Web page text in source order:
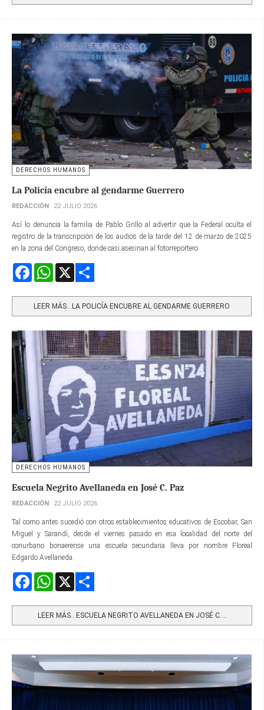
DERECHOS HUMANOS
La Policía encubre al gendarme Guerrero
REDACCIÓN 22 JULIO 2026
Así lo denuncia la familia de Pablo Grillo al advertir que la Federal oculta el
registro de la transcripción de los audios de la tarde del 12 de marzo de 2025
en la zona del Congreso, donde casi asesinan al fotorreportero.
FacebookWhatsApp
LEER MÁS…LA POLICÍA ENCUBRE AL GENDARME GUERRERO
DERECHOS HUMANOS
Escuela Negrito Avellaneda en José C. Paz
REDACCIÓN 22 JULIO 2026
Tal como antes sucedió con otros establecimientos educativos de Escobar, San
Miguel y Sarandí, desde el viernes pasado en esa localidad del norte del
conurbano bonaerense una escuela secundaria lleva por nombre Floreal
Edgardo Avellaneda.
FacebookWhatsApp
LEER MÁS…ESCUELA NEGRITO AVELLANEDA EN JOSÉ C....